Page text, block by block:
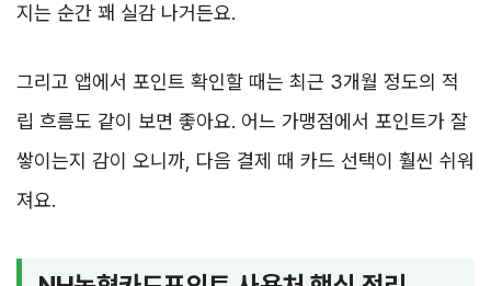
지는 순간 꽤 실감 나거든요.
그리고 앱에서 포인트 확인할 때는 최근 3개월 정도의 적
립 흐름도 같이 보면 좋아요. 어느 가맹점에서 포인트가 잘
쌓이는지 감이 오니까, 다음 결제 때 카드 선택이 훨씬 쉬워
져요.